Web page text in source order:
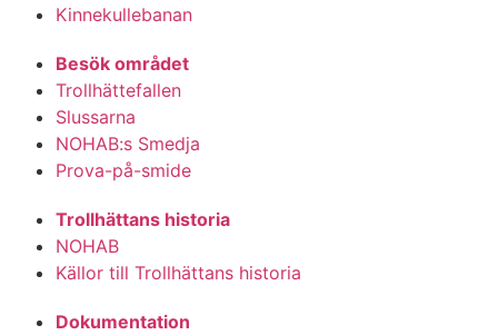
Kinnekullebanan
Besök området
Trollhättefallen
Slussarna
NOHAB:s Smedja
Prova-på-smide
Trollhättans historia
NOHAB
Källor till Trollhättans historia
Dokumentation